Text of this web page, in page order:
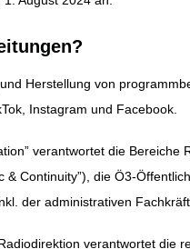
Herstellung von
Instagram und Facebook.
verantwortet die Bereiche
Continuity”), die Ö3-
der administrativen
verantwortet die